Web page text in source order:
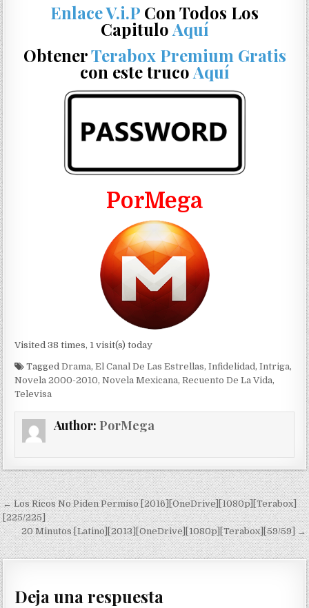
Enlace V.i.P Con Todos Los
Capitulo Aquí
ObtenerTerabox Premium Gratis
con este truco Aquí
PorMega
Visited 38 times, 1 visit(s) today
TaggedDrama,El Canal De Las Estrellas,Infidelidad,Intriga,
Novela 2000-2010,Novela Mexicana,Recuento De La Vida,
Televisa
Author: PorMega
Navegación de entradas
← Los Ricos No Piden Permiso [2016][OneDrive][1080p][Terabox]
[225/225]
20 Minutos [Latino][2013][OneDrive][1080p][Terabox][59/59] →
Deja una respuesta